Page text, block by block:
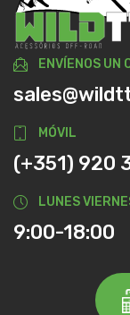
ENVÍENOS UN
MÓVIL
(+351) 920
LUNES
9:00-18:00